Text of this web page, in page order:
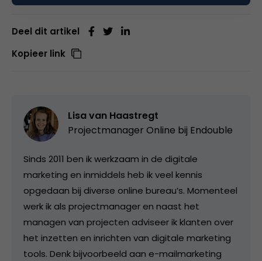
Deel dit artikel
Kopieer link
Lisa van Haastregt
Projectmanager Online bij Endouble
Sinds 2011 ben ik werkzaam in de digitale
marketing en inmiddels heb ik veel kennis
opgedaan bij diverse online bureau’s. Momenteel
werk ik als projectmanager en naast het
managen van projecten adviseer ik klanten over
het inzetten en inrichten van digitale marketing
tools. Denk bijvoorbeeld aan e-mailmarketing